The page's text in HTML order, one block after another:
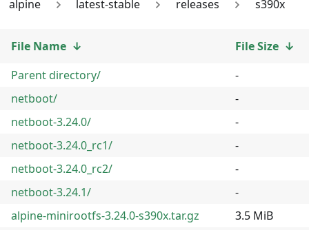
alpine latest-stable releases s390x
File Name ↓ File Size ↓
Parent directory/
-
netboot/
-
netboot-3.24.0/
-
netboot-3.24.0_rc1/
-
netboot-3.24.0_rc2/
-
netboot-3.24.1/
-
alpine-minirootfs-3.24.0-s390x.tar.gz
3.5 MiB